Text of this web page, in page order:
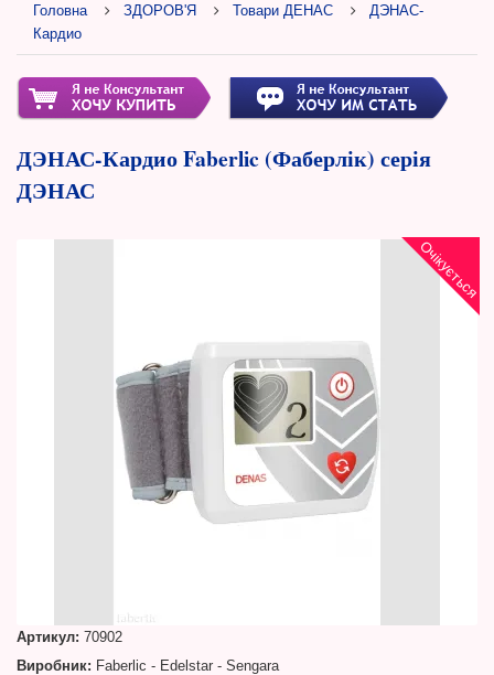
Головна ЗДОРОВ'Я Товари ДЕНАС
ДЭНАС-
Кардио
ДЭНАС-Кардио Faberlic (Фаберлік) серія
ДЭНАС
Очікується
Артикул: 70902
Виробник: Faberlic - Edelstar - Sengara